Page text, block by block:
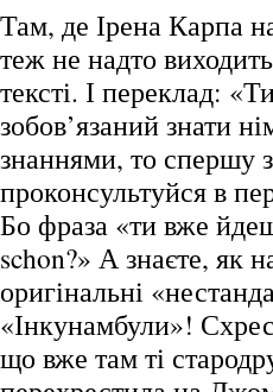
Там, де Ірена Карпа
теж не надто
тексті. І переклад:
зобов’язаний знати
знаннями, то спершу
проконсультуйся в
Бо фраза «ти вже
schon?» А знаєте, як
оригінальні
«Інкунамбули»!
що вже там ті